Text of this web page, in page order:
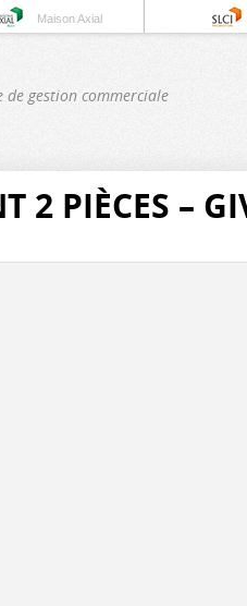
Maison Axial
de gestion commerciale
2 PIÈCES –